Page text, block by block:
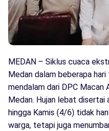
MEDAN – Siklus cuaca
Medan dalam beberapa
mendalam dari DPC Macan
Medan. Hujan lebat disertai
hingga Kamis (4/6) tidak
warga, tetapi juga